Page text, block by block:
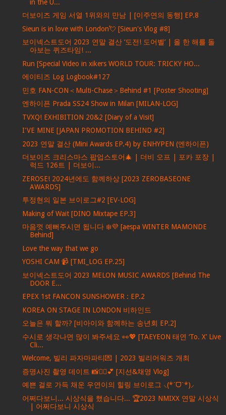
in the U...
더보이즈 게임 서열 1위와의 만남 | [이주연의 동행] EP.8
Sieun is in love with London💘 [Sieun's Vlog #8]
보이넥스트도어 2023 연말 결산 ‘도전! 도어벨’ | 올 한 해를 돌
아보는 퀴즈타임! ...
Run [Special Video in xikers WORLD TOUR: TRICKY HO...
에이티즈 Log Logbook#127
민호 FAN-CON＜Multi-Chase＞Behind #1 [Poster Shooting]
엔하이픈 Prada SS24 Show in Milan [MILAN-LOG]
TVXQ! EXHIBITION 20&2 [Diary of a Visit]
I'VE MINE [JAPAN PROMOTION BEHIND #2]
2023 연말 결산 (Mini Awards EP.4) by ENHYPEN (엔하이픈)
더보이즈 크리스마스 팝업스토어🎄 | 더비 오프 | 포카 포장 |
럭드 126트 | 더보이...
ZEROSE! 2024년에도 함께하상 [2023 ZEROBASEONE
AWARDS]
투정현의 일본 브이로그#2 [EV-LOG]
Making of Wait [DINO Mixtape EP.3]
마음껏 예뻐주시면 됩니다 ❄️💜 [aespa WINTER MAMONDE
Behind]
Love the way that we go
YOSHI CAM 📹 [TMI_LOG EP.25]
보이넥스트도어 2023 MELON MUSIC AWARDS [Behind The
DOOR E...
EPEX 1st FANCON SUNSHOWER : EP.2
KOREA ON STAGE IN LONDON 비하인드
오늘은 뭐 할까? [비아이와 함께하는 송년회 EP.2]
수시로 생각나면 많이 봐주세요 👀💖 [TAEYEON 태연 ‘To. X’ Live
Cli...
Welcome, 빌리 파자마파티💌 | 2023 빌리어워즈 개최
증명사진 촬영 데이트 📸🙍‍♀️💕 [지선&채영 Vlog]
예쁜 걸로 가득 채운 우연이의 힐링 브이로그 ⸜(*ˊᗜˋ*)⸝
어쩌다보니... 시상식을 했습니다... 🏆2023 NMIXX 연말 시상식
| 어쩌다보니 시상식